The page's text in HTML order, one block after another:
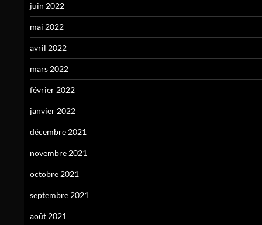
juin 2022
mai 2022
avril 2022
mars 2022
février 2022
janvier 2022
décembre 2021
novembre 2021
octobre 2021
septembre 2021
août 2021